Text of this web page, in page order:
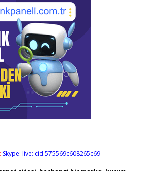
Skype: live:.cid.575569c608265c69